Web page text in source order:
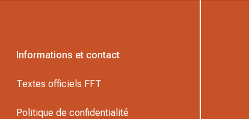
Informations et contact
Textes officiels FFT
Politique de confidentialité